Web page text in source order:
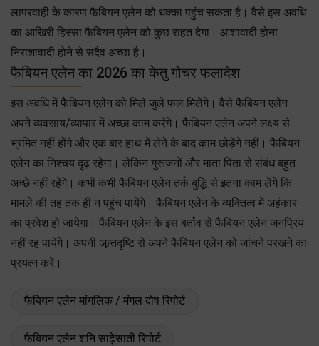
लापरवाही के कारण फैबियन एलेन को धक्का पहुंच सकता है। वैसे इस अवधि
का आखिरी हिस्सा फैबियन एलेन को कुछ राहत देगा। आशावादी होना
निराशावादी होने से सदैव अच्छा है।
फैबियन एलेन का 2026 का केतु गोचर फलादेश
इस अवधि में फैबियन एलेन को मिले जुले फल मिलेंगे। वैसे फैबियन एलेन
अपने व्यवसाय/व्यापार में अच्छा काम करेंगे। फैबियन एलेन अपने लक्ष्य से
भ्रमित नहीं होंगे और एक बार हाथ में लेने के बाद काम छोड़ेंगे नहीं। फैबियन
एलेन का निश्चय दृढ़ रहेगा। लेकिन गुरूजनों और माता पिता से संबंध बहुत
अच्छे नहीं रहेंगे। कभी कभी फैबियन एलेन तर्क बुद्धि से इतना काम लेंगे कि
मामले की तह तक ही न पहुंच पायेंगे। फैबियन एलेन के व्यक्तित्व में अहंकार
का प्रवेश हो जायेगा। फैबियन एलेन के इस बर्ताव से फैबियन एलेन जनप्रिय
नहीं रह पायेंगे। अपनी अन्र्तदृष्टि से अपने फैबियन एलेन को जांचने परखने का
प्रयत्न करें।
फैबियन एलेन मांगलिक / मंगल दोष रिपोर्ट
फैबियन एलेन शनि साढ़ेसाती रिपोर्ट